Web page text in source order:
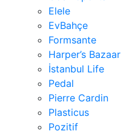
Elele
EvBahçe
Formsante
Harper’s Bazaar
İstanbul Life
Pedal
Pierre Cardin
Plasticus
Pozitif